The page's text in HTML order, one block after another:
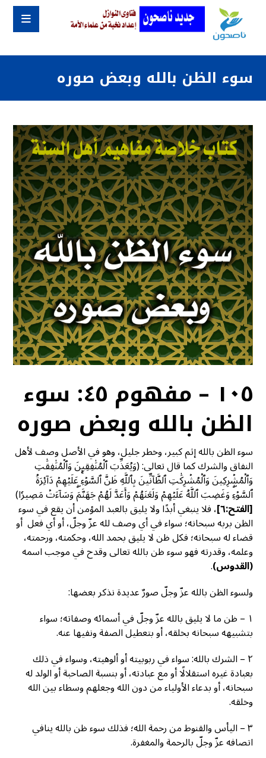
سوء الظن بالله وبعض صوره
١٠٥ – مفهوم ٤٥: سوء
الظن بالله وبعض صوره
سوء الظن بالله إثم كبير، وخطر جليل، وهو في الأصل وصف لأهل
النفاق والشرك كما قال تعالى: (وَيُعَذِّبَ ٱلۡمُنَٰفِقِينَ وَٱلۡمُنَٰفِقَٰتِ
وَٱلۡمُشۡرِكِينَ وَٱلۡمُشۡرِكَٰتِ ٱلظَّآنِّينَ بِٱللَّهِ ظَنَّ ٱلسَّوۡءِۚ عَلَيۡهِمۡ دَآئِرَةُ
ٱلسَّوۡءِۖ وَغَضِبَ ٱللَّهُ عَلَيۡهِمۡ وَلَعَنَهُمۡ وَأَعَدَّ لَهُمۡ جَهَنَّمَۖ وَسَآءَتۡ مَصِيرٗا)
[الفتح:٦] ، فلا ينبغي أبدًا ولا يليق بالعبد المؤمن أن يقع في سوء
الظن بربه سبحانه؛ سواء في أي وصف لله عزّ وجلّ، أو أي فعل أو
قضاء له سبحانه؛ فكل ظن لا يليق بحمد الله، وحكمته، ورحمته،
وعلمه، وقدرته فهو سوء ظن بالله تعالى وقدح في موجب اسمه
(القدوس).
ولسوء الظن بالله عزّ وجلّ صورٌ عديدة نذكر بعضها:
١ – ظن ما لا يليق بالله عزّ وجلّ في أسمائه وصفاته؛ سواء
بتشبيهه سبحانه بخلقه، أو بتعطيل الصفة ونفيها عنه.
٢ – الشرك بالله: سواء في ربوبيته أو ألوهيته، وسواء في ذلك
بعبادة غيره استقلالًا أو مع عبادته، أو بنسبة الصاحبة أو الولد له
سبحانه، أو بدعاء الأولياء من دون الله وجعلهم وسطاء بين الله
وخلقه.
٣ – اليأس والقنوط من رحمة الله؛ فذلك سوء ظن بالله ينافي
اتصافه عزّ وجلّ بالرحمة والمغفرة.